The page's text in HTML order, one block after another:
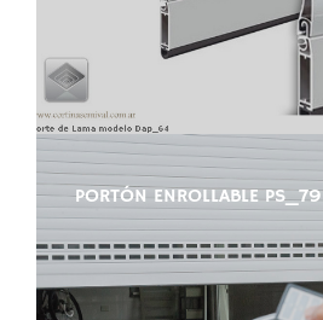
PORTÓN ENROLLABLE PS_79